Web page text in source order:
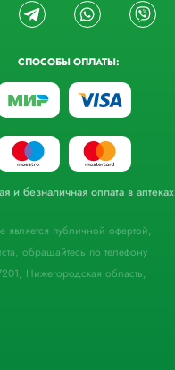
СПОСОБЫ ОПЛАТЫ:
и безналичная оплата в аптеках
является публичной офертой,
обращайтесь по телефону
Нижегородская область,